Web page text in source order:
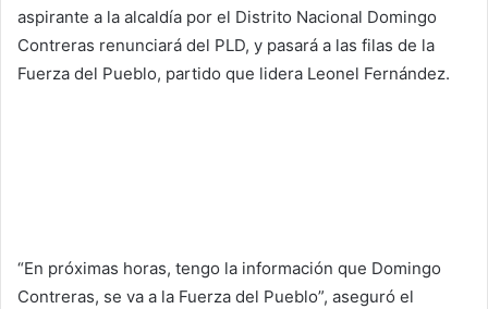
aspirante a la alcaldía por el Distrito Nacional Domingo
Contreras renunciará del PLD, y pasará a las filas de la
Fuerza del Pueblo, partido que lidera Leonel Fernández.
“En próximas horas, tengo la información que Domingo
Contreras, se va a la Fuerza del Pueblo”, aseguró el